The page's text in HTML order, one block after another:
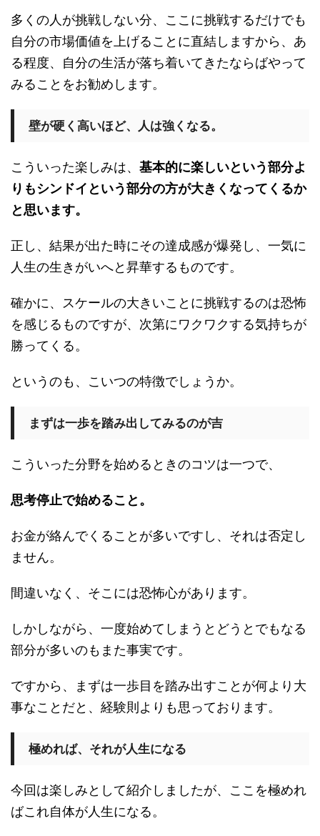
多くの人が挑戦しない分、ここに挑戦するだけでも
自分の市場価値を上げることに直結しますから、あ
る程度、自分の生活が落ち着いてきたならばやって
みることをお勧めします。
壁が硬く高いほど、人は強くなる。
こういった楽しみは、 基本的に楽しいという部分よ
りもシンドイという部分の方が大きくなってくるか
と思います。
正し、結果が出た時にその達成感が爆発し、一気に
人生の生きがいへと昇華するものです。
確かに、スケールの大きいことに挑戦するのは恐怖
を感じるものですが、次第にワクワクする気持ちが
勝ってくる。
というのも、こいつの特徴でしょうか。
まずは一歩を踏み出してみるのが吉
こういった分野を始めるときのコツは一つで、
思考停止で始めること。
お金が絡んでくることが多いですし、それは否定し
ません。
間違いなく、そこには恐怖心があります。
しかしながら、一度始めてしまうとどうとでもなる
部分が多いのもまた事実です。
ですから、まずは一歩目を踏み出すことが何より大
事なことだと、経験則よりも思っております。
極めれば、それが人生になる
今回は楽しみとして紹介しましたが、ここを極めれ
ばこれ自体が人生になる。